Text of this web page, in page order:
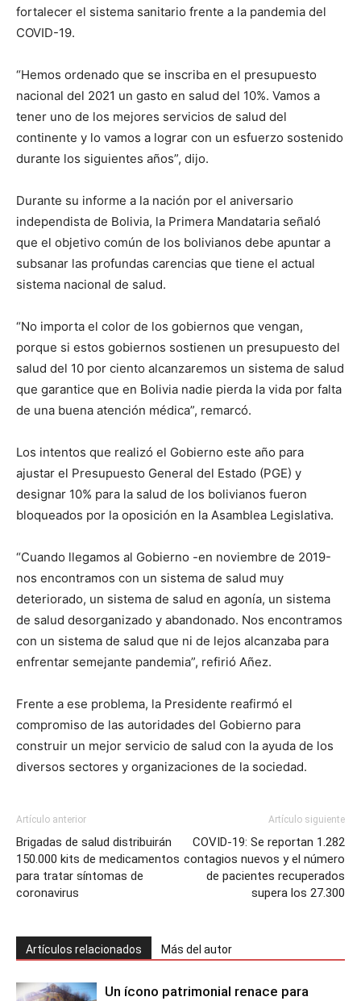
fortalecer el sistema sanitario frente a la pandemia del
COVID-19.
“Hemos ordenado que se inscriba en el presupuesto
nacional del 2021 un gasto en salud del 10%. Vamos a
tener uno de los mejores servicios de salud del
continente y lo vamos a lograr con un esfuerzo sostenido
durante los siguientes años”, dijo.
Durante su informe a la nación por el aniversario
independista de Bolivia, la Primera Mandataria señaló
que el objetivo común de los bolivianos debe apuntar a
subsanar las profundas carencias que tiene el actual
sistema nacional de salud.
“No importa el color de los gobiernos que vengan,
porque si estos gobiernos sostienen un presupuesto del
salud del 10 por ciento alcanzaremos un sistema de salud
que garantice que en Bolivia nadie pierda la vida por falta
de una buena atención médica”, remarcó.
Los intentos que realizó el Gobierno este año para
ajustar el Presupuesto General del Estado (PGE) y
designar 10% para la salud de los bolivianos fueron
bloqueados por la oposición en la Asamblea Legislativa.
“Cuando llegamos al Gobierno -en noviembre de 2019-
nos encontramos con un sistema de salud muy
deteriorado, un sistema de salud en agonía, un sistema
de salud desorganizado y abandonado. Nos encontramos
con un sistema de salud que ni de lejos alcanzaba para
enfrentar semejante pandemia”, refirió Añez.
Frente a ese problema, la Presidente reafirmó el
compromiso de las autoridades del Gobierno para
construir un mejor servicio de salud con la ayuda de los
diversos sectores y organizaciones de la sociedad.
Artículo anterior
Brigadas de salud distribuirán
150.000 kits de medicamentos
para tratar síntomas de
coronavirus
Artículo siguiente
COVID-19: Se reportan 1.282
contagios nuevos y el número
de pacientes recuperados
supera los 27.300
Artículos relacionados Más del autor
Un ícono patrimonial renace para